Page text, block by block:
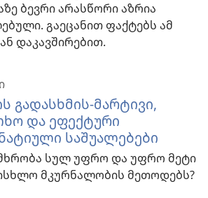
ბევრი არასწორი აზრია
გაეცანით ფაქტებს ამ
დაკავშირებით.
გადასხმის-მარტივი,
და ეფექტური
საშუალებები
სულ უფრო და უფრო მეტი
მკურნალობის მეთოდებს?